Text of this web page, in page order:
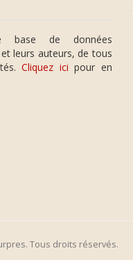
base de données
leurs auteurs, de tous
Cliquez ici pour en
Tous droits réservés.